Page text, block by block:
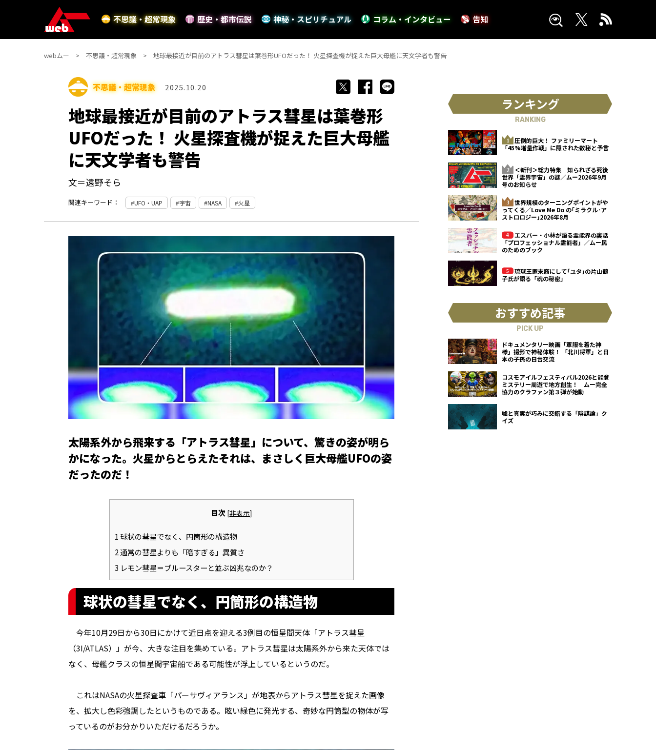
不思議・超常現象 歴史・都市伝説 神秘・スピリチュアル コラム・インタビュー 告知
webムー 不思議・超常現象 地球最接近が目前のアトラス彗星は葉巻形UFOだった！ 火星探査機が捉えた巨大母艦に天文学者も警告
不思議・超常現象 2025.10.20
地球最接近が目前のアトラス彗星は葉巻形
UFOだった！ 火星探査機が捉えた巨大母艦
に天文学者も警告
文＝遠野そら
関連キーワード： UFO・UAP 宇宙 NASA 火星
太陽系外から飛来する「アトラス彗星」について、驚きの姿が明ら
かになった。火星からとらえたそれは、まさしく巨大母艦UFOの姿
だったのだ！
目次 [非表示]
1 球状の彗星でなく、円筒形の構造物
2通常の彗星よりも「暗すぎる」異質さ
3 レモン彗星＝ブルースターと並ぶ凶兆なのか？
球状の彗星でなく、円筒形の構造物
今年10月29日から30日にかけて近日点を迎える3例目の恒星間天体「アトラス彗星
（3I/ATLAS）」が今、大きな注目を集めている。アトラス彗星は太陽系外から来た天体では
なく、母艦クラスの恒星間宇宙船である可能性が浮上しているというのだ。
これはNASAの火星探査車「パーサヴィアランス」が地表からアトラス彗星を捉えた画像
を、拡大し色彩強調したというものである。眩い緑色に発光する、奇妙な円筒型の物体が写
っているのがお分かりいただけるだろうか。
ランキング
RANKING
圧倒的巨大！ ファミリーマート
「45%増量作戦」に隠された数秘と予言
＜新刊＞総力特集 知られざる死後
世界「霊界宇宙」の謎／ムー2026年9月
号のお知らせ
世界規模のターニングポイントがや
ってくる／Love Me Do の｢ミラクル･ア
ストロロジー｣2026年8月
エスパー・小林が語る霊能界の裏話
「プロフェッショナル霊能者」／ムー民
のためのブック
琉球王家末裔にして｢ユタ｣の片山鶴
子氏が語る「魂の秘密」
おすすめ記事
PICK UP
ドキュメンタリー映画「軍服を着た神
様」撮影で神秘体験！ 「北川将軍」と日
本の子孫の日台交流
コスモアイルフェスティバル2026と能登
ミステリー周遊で地方創生！ ムー完全
協力のクラファン第３弾が始動
嘘と真実が巧みに交錯する「陰謀論」ク
イズ